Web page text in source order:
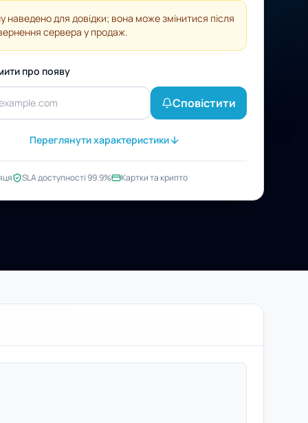
наведено для довідки; вона може змінитися після
сервера у продаж.
про появу
Сповістити
Переглянути характеристики
SLA доступності 99.9% Картки та крипто